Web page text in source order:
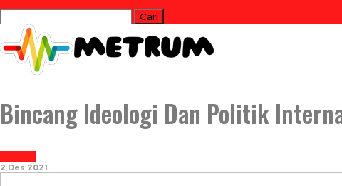
Bincang Ideologi Dan Politik
2 Des 2021